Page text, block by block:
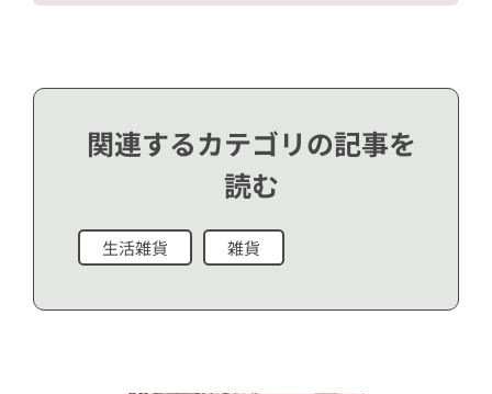
関連するカテゴリの記事を
読む
生活雑貨 雑貨